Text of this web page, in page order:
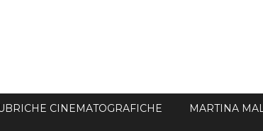
CINEMATOGRAFICHE MARTINA